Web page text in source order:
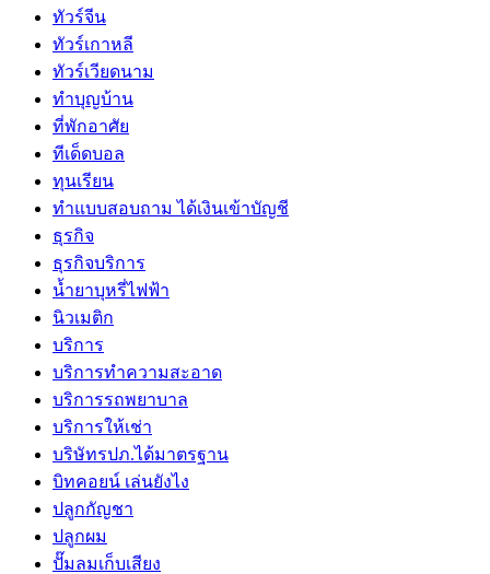
ทัวร์จีน
ทัวร์เกาหลี
ทัวร์เวียดนาม
ทำบุญบ้าน
ที่พักอาศัย
ทีเด็ดบอล
ทุนเรียน
ทําแบบสอบถาม ได้เงินเข้าบัญชี
ธุรกิจ
ธุรกิจบริการ
น้ำยาบุหรี่ไฟฟ้า
นิวเมติก
บริการ
บริการทำความสะอาด
บริการรถพยาบาล
บริการให้เช่า
บริษัทรปภ.ได้มาตรฐาน
บิทคอยน์ เล่นยังไง
ปลูกกัญชา
ปลูกผม
ปั๊มลมเก็บเสียง